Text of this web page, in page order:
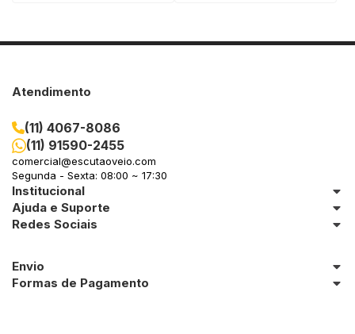
Atendimento
(11) 4067-8086
(11) 91590-2455
comercial@escutaoveio.com
Segunda - Sexta: 08:00 ~ 17:30
Institucional
Ajuda e Suporte
Redes Sociais
Envio
Formas de Pagamento